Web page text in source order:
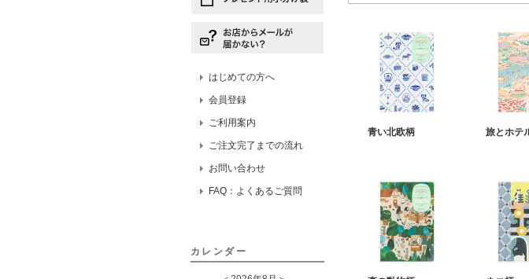
はじめての方へ
会員登録
ご利用案内
ご注文完了までの流れ
お問い合わせ
FAQ：よくあるご質問
カレンダー
青い北欧柄 旅とホテ